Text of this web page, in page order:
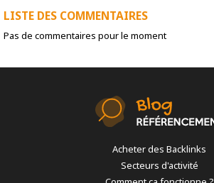
LISTE DES COMMENTAIRES
Pas de commentaires pour le moment
Acheter des Backlinks
Secteurs d'activité